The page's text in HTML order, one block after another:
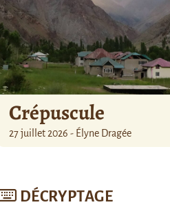
Crépuscule
27 juillet 2026 - Élyne Dragée
DÉCRYPTAGE